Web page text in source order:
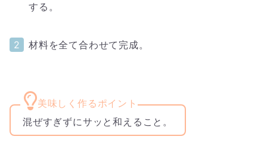
する。
材料を全て合わせて完成。
混ぜすぎずにサッと和えること。